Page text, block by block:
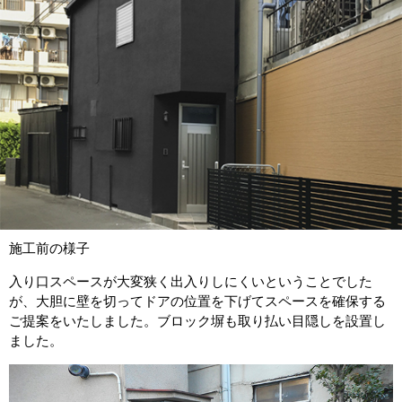
施工前の様子
入り口スペースが大変狭く出入りしにくいということでした
が、大胆に壁を切ってドアの位置を下げてスペースを確保する
ご提案をいたしました。ブロック塀も取り払い目隠しを設置し
ました。